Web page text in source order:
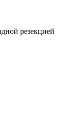
резекцией